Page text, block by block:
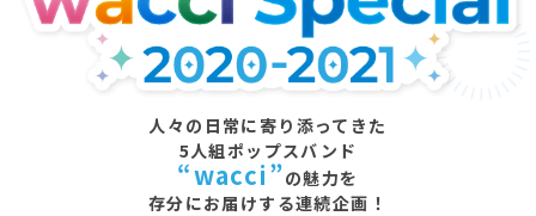
人々の日常に寄り添ってきた
5人組ポップスバンド
“wacci”の魅力を
存分にお届けする連続企画！